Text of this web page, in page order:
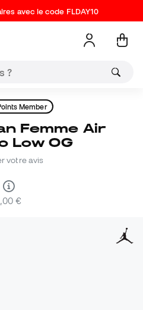
avec le code FLDAY10
Member
Low OG
votre avis
€